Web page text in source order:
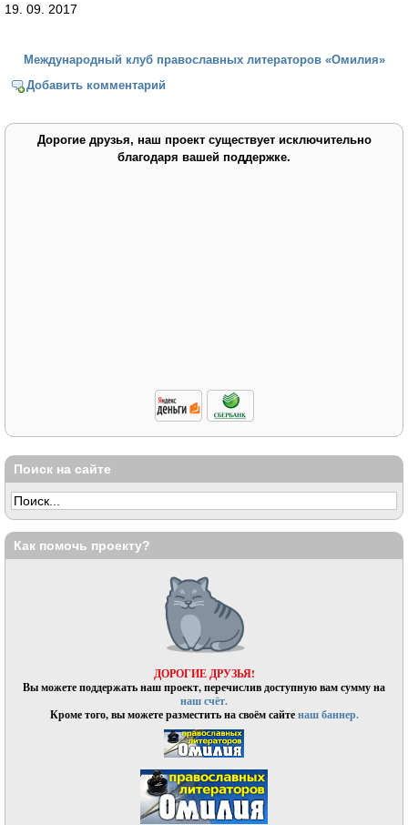
19. 09. 2017
Международный клуб православных литераторов «Омилия»
Добавить комментарий
Дорогие друзья, наш проект существует исключительно
благодаря вашей поддержке.
Поиск на сайте
Как помочь проекту?
ДОРОГИЕ ДРУЗЬЯ!
Вы можете поддержать наш проект, перечислив доступную вам сумму на
наш счёт.
Кроме того, вы можете разместить на своём сайтенаш баннер.